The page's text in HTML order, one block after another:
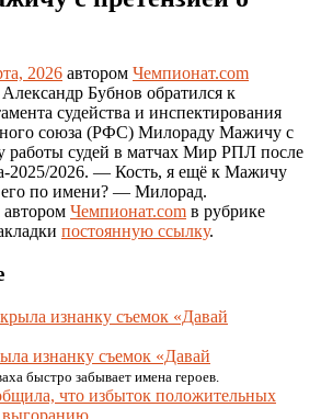
2026 автором Чемпионат.com
Бубнов обратился к
судейства и инспектирования
союза (РФС) Милораду Мажичу с
работы судей в матчах Мир РПЛ после
2025/2026. — Кость, я ещё к Мажичу
его по имени? — Милорад.
автором Чемпионат.com в рубрике
постоянную ссылку.
изнанку съемок «Давай
быстро забывает имена героев.